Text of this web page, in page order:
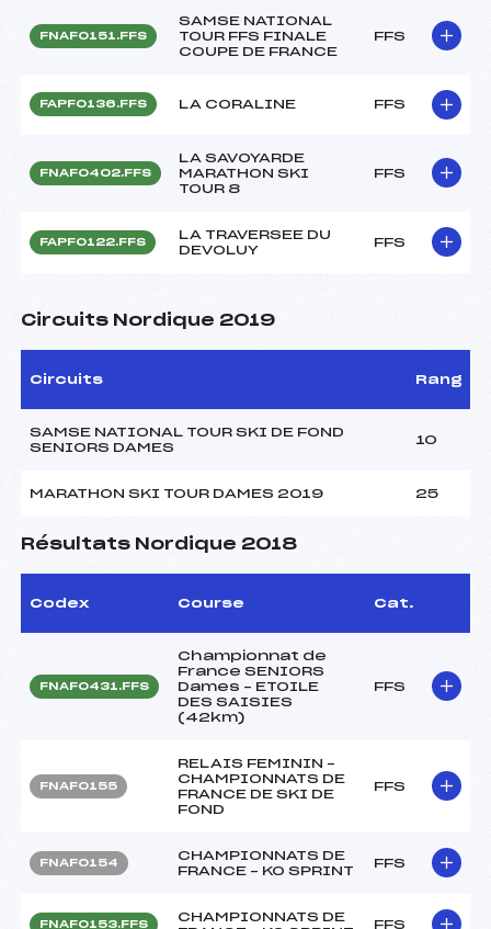
FNAF0151.FFS
SAMSE NATIONAL
TOUR FFS FINALE
COUPE DE FRANCE
FFS
FAPF0136.FFS LA CORALINE FFS
FNAF0402.FFS
LA SAVOYARDE
MARATHON SKI
TOUR 8
FFS
FAPF0122.FFS
LA TRAVERSEE DU
DEVOLUY
FFS
Circuits Nordique 2019
Circuits Rang
SAMSE NATIONAL TOUR SKI DE FOND
SENIORS DAMES
10
MARATHON SKI TOUR DAMES 2019 25
Résultats Nordique 2018
Codex Course Cat.
FNAF0431.FFS
Championnat de
France SENIORS
Dames – ETOILE
DES SAISIES
(42km)
FFS
FNAF0155
RELAIS FEMININ –
CHAMPIONNATS DE
FRANCE DE SKI DE
FOND
FFS
FNAF0154
CHAMPIONNATS DE
FRANCE – KO SPRINT
FFS
FNAF0153.FFS
CHAMPIONNATS DE
FFS